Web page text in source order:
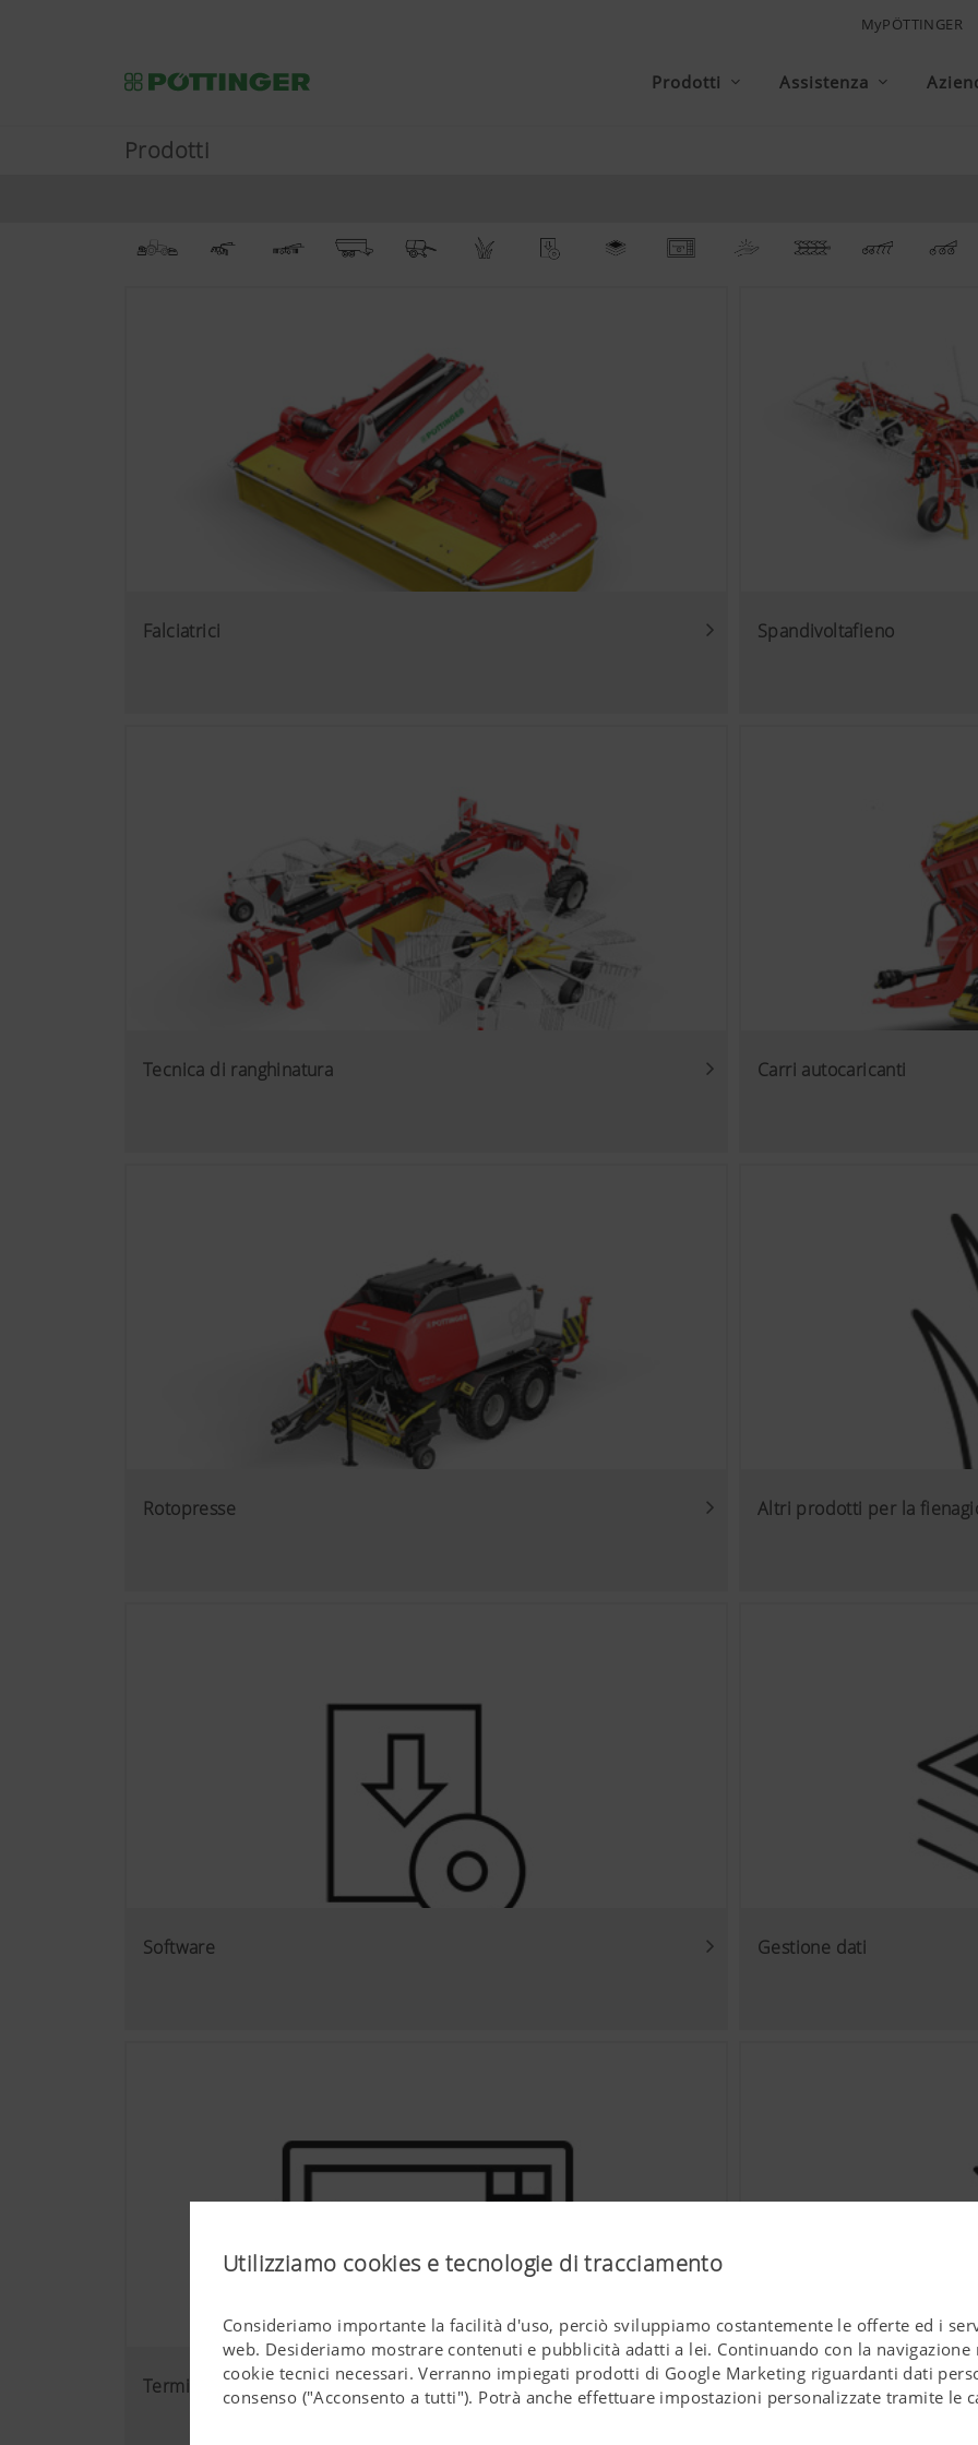
Utilizziamo cookies e tecnologie di tracciamento
Consideriamo importante la facilità d'uso, perciò sviluppiamo costantemente le offerte ed i
web. Desideriamo mostrare contenuti e pubblicità adatti a lei. Continuando con la
cookie tecnici necessari. Verranno impiegati prodotti di Google Marketing riguardanti dati
consenso ("Acconsento a tutti"). Potrà anche effettuare impostazioni personalizzate tramite le
MyPÖTTINGER
Prodotti Assistenza
Prodotti
Falciatrici Spandivoltafieno
Tecnica di ranghinatura Carri autocaricanti
Rotopresse Altri prodotti per la
Software Gestione dati
Terminali di comando Sistemi di assistenza